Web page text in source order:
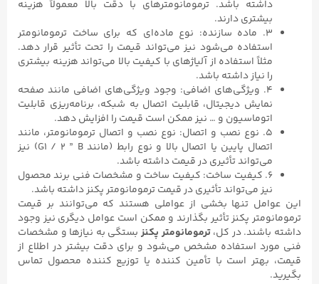
داشته باشد. ترمومانومترهای با دقت بالا معمولاً هزینه
بیشتری دارند.
۳. ماده سازنده: نوع ماده‌ای که برای ساخت ترمومانومتر
استفاده می‌شود نیز می‌تواند قیمت را تحت تأثیر قرار دهد.
مثلاً استفاده از آلیاژهای با کیفیت بالا می‌تواند هزینه بیشتری
را نیاز داشته باشد.
۴. ویژگی‌های اضافی: وجود ویژگی‌های اضافی مانند صفحه
نمایش دیجیتال، قابلیت اتصال به شبکه، برنامه‌ریزی قابلیت
اتوماسیون و … نیز ممکن است قیمت را افزایش دهد.
۵. نوع نصب و اتصال: نوع نصب و اتصال ترمومانومتر، مانند
اتصال پایین یا اتصال بالا و نوع رابط (مانند G1 / ۲ ” B) نیز
می‌تواند تأثیری در قیمت داشته باشد.
۶. کیفیت ساخت: کیفیت ساخت و مشخصات فنی برند محصول
نیز می‌تواند تأثیری در قیمت ترمومانومتر پکنز داشته باشد.
این عوامل تنها بخشی از عواملی هستند که می‌توانند بر قیمت
ترمومانومتر پکنز تأثیر بگذارند و ممکن است عوامل دیگری نیز وجود
داشته باشند. در کل،ترمومانومتر پکنز بستگی به نیازها و مشخصات
فنی مورد استفاده مشخص می‌شود و برای دقت بیشتر در اطلاع از
قیمت، بهتر است با تأمین کننده یا توزیع کننده محصول تماس
بگیرید.